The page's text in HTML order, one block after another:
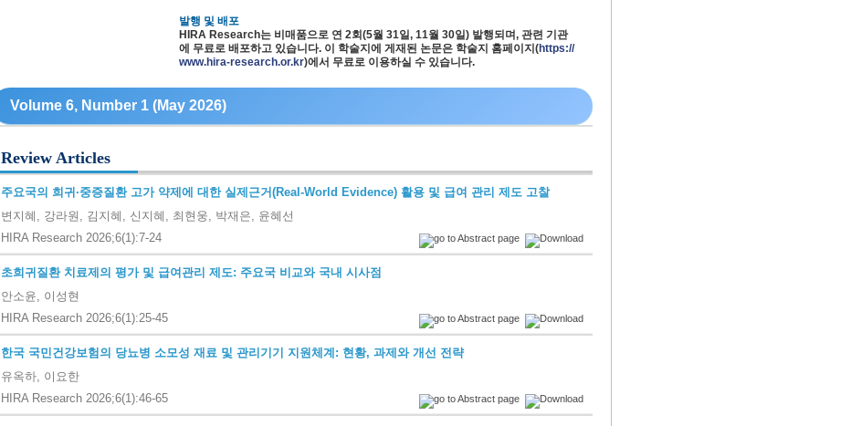
발행 및 배포
HIRA Research는 비매품으로 연 2회(5월 31일, 11월 30일) 발행되며, 관련 기관
에 무료로 배포하고 있습니다. 이 학술지에 게재된 논문은 학술지 홈페이지(https://
www.hira-research.or.kr)에서 무료로 이용하실 수 있습니다.
Volume 6, Number 1 (May 2026)
Review Articles
주요국의 희귀·중증질환 고가 약제에 대한 실제근거(Real-World Evidence) 활용 및 급여 관리 제도 고찰
변지혜, 강라원, 김지혜, 신지혜, 최현웅, 박재은, 윤혜선
HIRA Research 2026;6(1):7-24
초희귀질환 치료제의 평가 및 급여관리 제도: 주요국 비교와 국내 시사점
안소윤, 이성현
HIRA Research 2026;6(1):25-45
한국 국민건강보험의 당뇨병 소모성 재료 및 관리기기 지원체계: 현황, 과제와 개선 전략
유옥하, 이요한
HIRA Research 2026;6(1):46-65